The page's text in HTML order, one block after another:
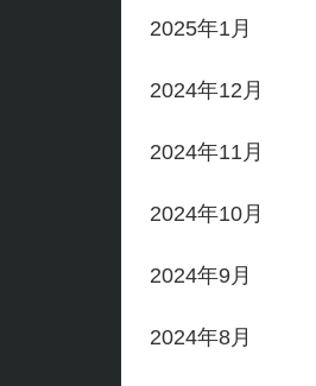
2025年1月
2024年12月
2024年11月
2024年10月
2024年9月
2024年8月